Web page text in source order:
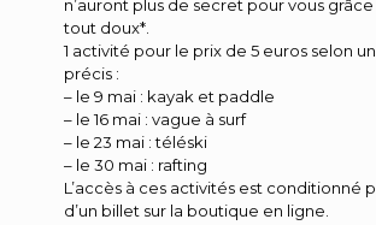
n’auront plus de secret pour vous
tout doux*.
1 activité pour le prix de 5 euros selon
précis :
– le 9 mai : kayak et paddle
– le 16 mai : vague à surf
– le 23 mai : téléski
– le 30 mai : rafting
L’accès à ces activités est conditionné
d’un billet sur la boutique en ligne.